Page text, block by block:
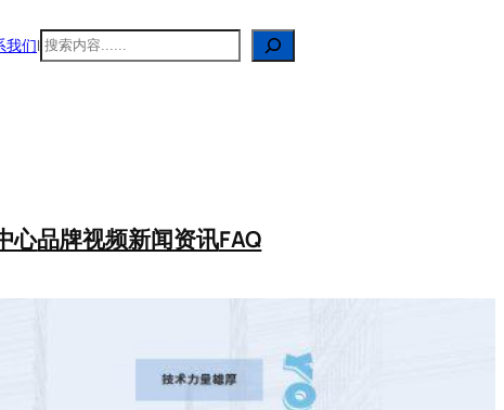
我们| 搜
心品牌视频新闻资讯FAQ